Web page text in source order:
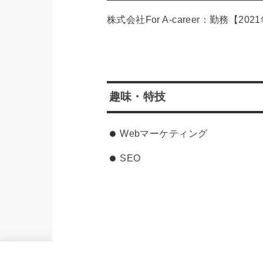
株式会社For A-career：勤務【2021
趣味・特技
Webマーケティング
SEO